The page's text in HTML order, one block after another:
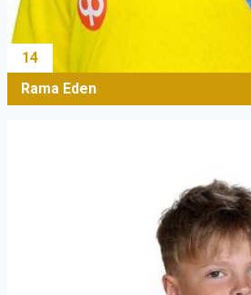
14
Rama Eden